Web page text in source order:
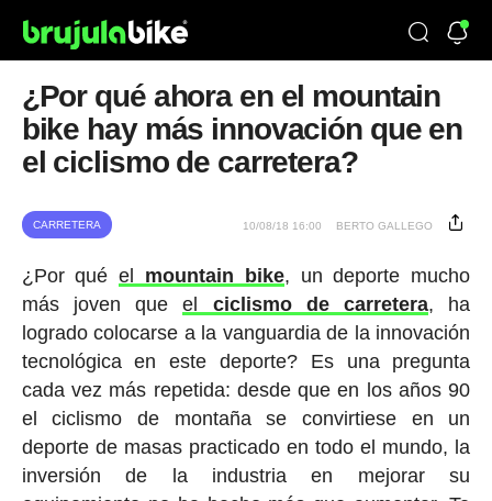
¿Por qué ahora en el mountain
bike hay más innovación que en
el ciclismo de carretera?
CARRETERA 10/08/18 16:00 BERTO GALLEGO
¿Por quéel mountain bike, un deporte mucho
más joven queel ciclismo de carretera, ha
logrado colocarse a la vanguardia de la innovación
tecnológica en este deporte? Es una pregunta
cada vez más repetida: desde que en los años 90
el ciclismo de montaña se convirtiese en un
deporte de masas practicado en todo el mundo, la
inversión de la industria en mejorar su